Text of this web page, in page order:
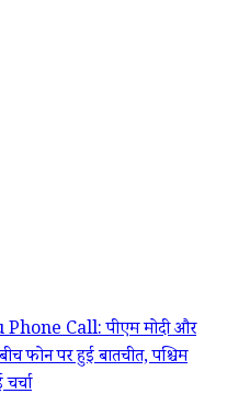
Call: पीएम मोदी और
फोन पर हुई बातचीत, पश्चिम